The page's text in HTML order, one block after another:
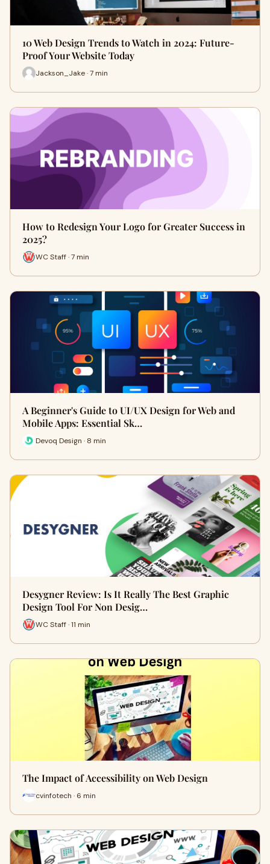
10 Web Design Trends to Watch in 2024: Future-
Proof Your Website Today
Jackson_Jake · 7 min
How to Redesign Your Logo for Greater Success in
2025?
WC Staff · 7 min
A Beginner's Guide to UI/UX Design for Web and
Mobile Apps: Essential Sk…
Devoq Design · 8 min
Desygner Review: Is It Really The Best Graphic
Design Tool For Non Desig…
WC Staff · 11 min
The Impact of Accessibility on Web Design
cvinfotech · 6 min